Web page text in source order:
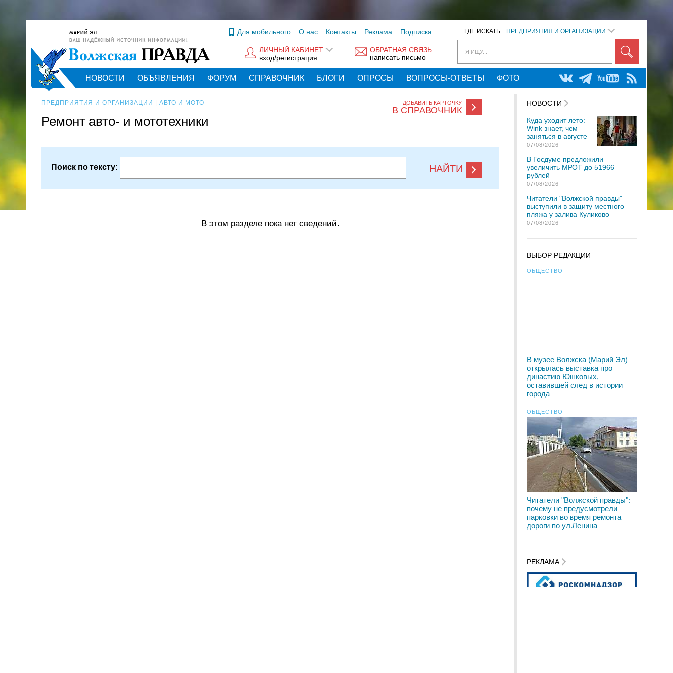
ГДЕ ИСКАТЬ: ПРЕДПРИЯТИЯ И ОРГАНИЗАЦИИ
Я ИЩУ...
Для мобильного О нас Контакты Реклама Подписка
ОБРАТНАЯ СВЯЗЬ
написать письмо
ЛИЧНЫЙ КАБИНЕТ
вход/регистрация
НОВОСТИ ОБЪЯВЛЕНИЯ ФОРУМ СПРАВОЧНИК БЛОГИ ОПРОСЫ ВОПРОСЫ-ОТВЕТЫ ФОТО
ДОБАВИТЬ КАРТОЧКУ
В СПРАВОЧНИК
ПРЕДПРИЯТИЯ И ОРГАНИЗАЦИИ АВТО И МОТО
Ремонт авто- и мототехники
Поиск по тексту: НАЙТИ
В этом разделе пока нет сведений.
НОВОСТИ
Куда уходит лето:
Wink знает, чем
заняться в августе
07/08/2026
В Госдуме предложили
увеличить МРОТ до 51966
рублей
07/08/2026
Читатели "Волжской правды"
выступили в защиту местного
пляжа у залива Куликово
07/08/2026
ВЫБОР РЕДАКЦИИ
ОБЩЕСТВО
В музее Волжска (Марий Эл)
открылась выставка про
династию Юшковых,
оставившей след в истории
города
ОБЩЕСТВО
Читатели "Волжской правды":
почему не предусмотрели
парковки во время ремонта
дороги по ул.Ленина
РЕКЛАМА